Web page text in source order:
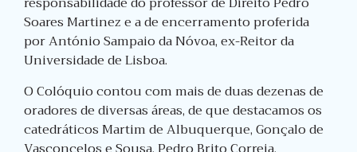
Soares Martinez e a de encerramento proferida
por António Sampaio da Nóvoa, ex-Reitor da
Universidade de Lisboa.
O Colóquio contou com mais de duas dezenas de
oradores de diversas áreas, de que destacamos os
catedráticos Martim de Albuquerque, Gonçalo de